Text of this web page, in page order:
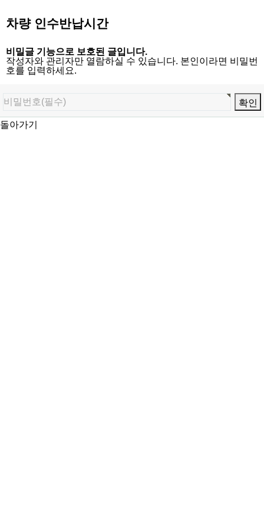
차량 인수반납시간
비밀글 기능으로 보호된 글입니다.
작성자와 관리자만 열람하실 수 있습니다. 본인이라면 비밀번
호를 입력하세요.
돌아가기